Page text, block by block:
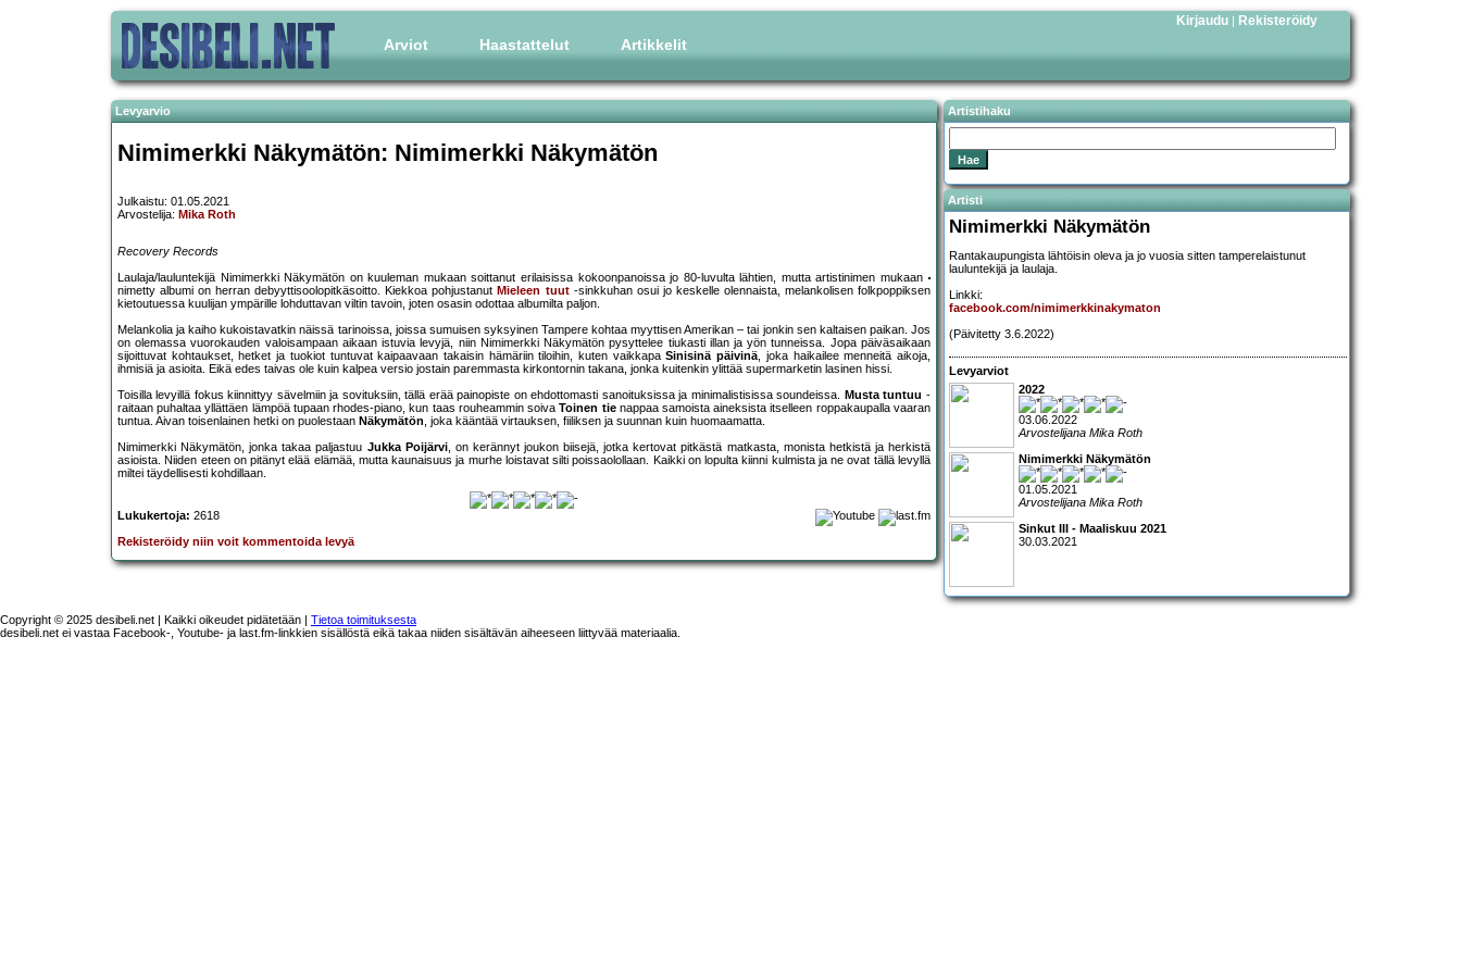
Arviot Haastattelut Artikkelit
Kirjaudu | Rekisteröidy
Levyarvio
Nimimerkki Näkymätön: Nimimerkki Näkymätön
Julkaistu: 01.05.2021
Arvostelija: Mika Roth
Recovery Records
Laulaja/lauluntekijä Nimimerkki Näkymätön on kuuleman mukaan soittanut erilaisissa kokoonpanoissa jo 80-luvulta lähtien, mutta artistinimen mukaan
nimetty albumi on herran debyyttisoolopitkäsoitto. Kiekkoa pohjustanut Mieleen tuut-sinkkuhan osui jo keskelle olennaista, melankolisen folkpoppiksen
kietoutuessa kuulijan ympärille lohduttavan viltin tavoin, joten osasin odottaa albumilta paljon.
Melankolia ja kaiho kukoistavatkin näissä tarinoissa, joissa sumuisen syksyinen Tampere kohtaa myyttisen Amerikan – tai jonkin sen kaltaisen paikan. Jos
on olemassa vuorokauden valoisampaan aikaan istuvia levyjä, niin Nimimerkki Näkymätön pysyttelee tiukasti illan ja yön tunneissa. Jopa päiväsaikaan
sijoittuvat kohtaukset, hetket ja tuokiot tuntuvat kaipaavaan takaisin hämäriin tiloihin, kuten vaikkapaSinisinä päivinä, joka haikailee menneitä aikoja,
ihmisiä ja asioita. Eikä edes taivas ole kuin kalpea versio jostain paremmasta kirkontornin takana, jonka kuitenkin ylittää supermarketin lasinen hissi.
Toisilla levyillä fokus kiinnittyy sävelmiin ja sovituksiin, tällä erää painopiste on ehdottomasti sanoituksissa ja minimalistisissa soundeissa. Musta tuntuu -
raitaan puhaltaa yllättäen lämpöä tupaan rhodes-piano, kun taas rouheammin soivaToinen tienappaa samoista aineksista itselleen roppakaupalla vaaran
tuntua. Aivan toisenlainen hetki on puolestaan Näkymätön, joka kääntää virtauksen, fiiliksen ja suunnan kuin huomaamatta.
Nimimerkki Näkymätön, jonka takaa paljastuu Jukka Poijärvi, on kerännyt joukon biisejä, jotka kertovat pitkästä matkasta, monista hetkistä ja herkistä
asioista. Niiden eteen on pitänyt elää elämää, mutta kaunaisuus ja murhe loistavat silti poissaolollaan. Kaikki on lopulta kiinni kulmista ja ne ovat tällä levyllä
miltei täydellisesti kohdillaan.
Lukukertoja: 2618
Rekisteröidy niin voit kommentoida levyä
Artistihaku
Artisti
Nimimerkki Näkymätön
Rantakaupungista lähtöisin oleva ja jo vuosia sitten tamperelaistunut
lauluntekijä ja laulaja.
Linkki:
facebook.com/nimimerkkinakymaton
(Päivitetty 3.6.2022)
Levyarviot
2022
03.06.2022
Arvostelijana Mika Roth
Nimimerkki Näkymätön
01.05.2021
Arvostelijana Mika Roth
Sinkut III - Maaliskuu 2021
30.03.2021
Copyright © 2025 desibeli.net | Kaikki oikeudet pidätetään | Tietoa toimituksesta
desibeli.net ei vastaa Facebook-, Youtube- ja last.fm-linkkien sisällöstä eikä takaa niiden sisältävän aiheeseen liittyvää materiaalia.